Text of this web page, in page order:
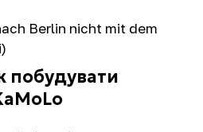
Berlin nicht mit dem
побудувати